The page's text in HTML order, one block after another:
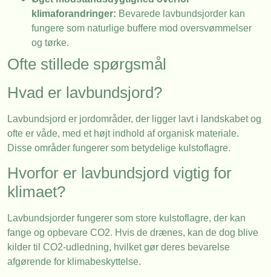
klimaforandringer: Bevarede lavbundsjorder kan
fungere som naturlige buffere mod oversvømmelser
og tørke.
Ofte stillede spørgsmål
Hvad er lavbundsjord?
Lavbundsjord er jordområder, der ligger lavt i landskabet og
ofte er våde, med et højt indhold af organisk materiale.
Disse områder fungerer som betydelige kulstoflagre.
Hvorfor er lavbundsjord vigtig for
klimaet?
Lavbundsjorder fungerer som store kulstoflagre, der kan
fange og opbevare CO2. Hvis de drænes, kan de dog blive
kilder til CO2-udledning, hvilket gør deres bevarelse
afgørende for klimabeskyttelse.